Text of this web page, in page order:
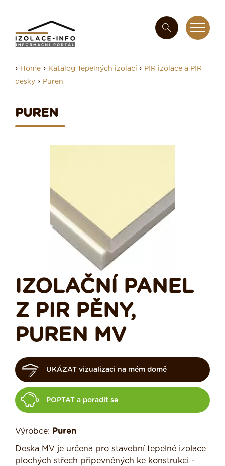
› Home › Katalog Tepelných izolací › PIR izolace a PIR
desky › Puren
PUREN
IZOLAČNÍ PANEL
Z PIR PĚNY,
PUREN MV
UKÁZAT vizualizaci na mém domě
POPTAT a poradit se
Výrobce: Puren
Deska MV je určena pro stavební tepelné izolace
plochých střech připevněných ke konstrukci -